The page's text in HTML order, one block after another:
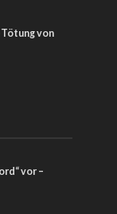
von
vor –